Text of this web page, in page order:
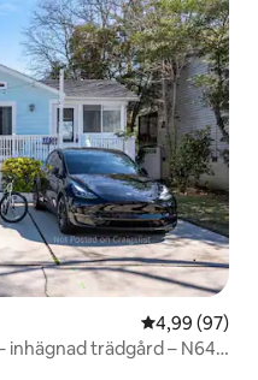
4,99 av 5 i
4,99 (97)
inhägnad trädgård – N64 –